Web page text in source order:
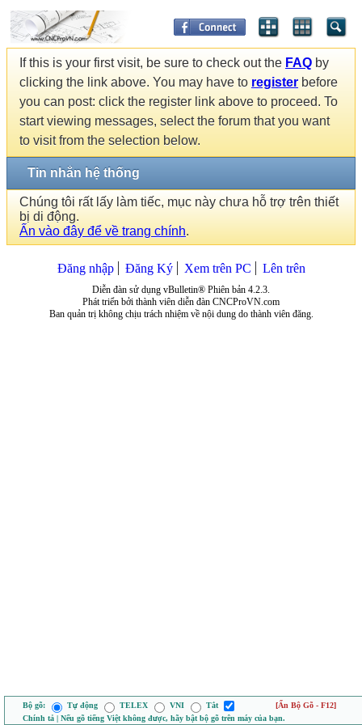
If this is your first visit, be sure to check out the FAQ by
clicking the link above. You may have to register before
you can post: click the register link above to proceed. To
start viewing messages, select the forum that you want
to visit from the selection below.
Tin nhắn hệ thống
Chúng tôi rất lấy làm tiếc, mục này chưa hỗ trợ trên thiết
bị di động.
Ấn vào đây để về trang chính.
Đăng nhập Đăng Ký Xem trên PC Lên trên
Diễn đàn sử dụng vBulletin® Phiên bản 4.2.3.
Phát triển bởi thành viên diễn đàn CNCProVN.com
Ban quản trị không chịu trách nhiệm về nội dung do thành viên đăng.
Bộ gõ: Tự động TELEX VNI Tắt
[Ẩn Bộ Gõ - F12]
Chính tả | Nếu gõ tiếng Việt không được, hãy bật bộ gõ trên máy của bạn.